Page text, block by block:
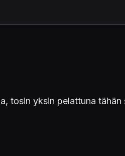
tosin yksin pelattuna